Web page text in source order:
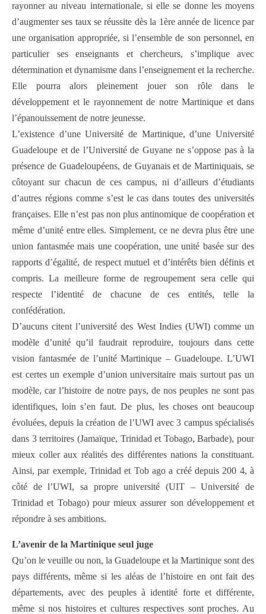
rayonner au niveau internationale, si elle se donne les moyens
d’augmenter ses taux se réussite dès la 1ère année de licence par
une organisation appropriée, si l’ensemble de son personnel, en
particulier ses enseignants et chercheurs, s’implique avec
détermination et dynamisme dans l’enseignement et la recherche.
Elle pourra alors pleinement jouer son rôle dans le
développement et le rayonnement de notre Martinique et dans
l’épanouissement de notre jeunesse.
L’existence d’une Université de Martinique, d’une Université
Guadeloupe et de l’Université de Guyane ne s’oppose pas à la
présence de Guadeloupéens, de Guyanais et de Martiniquais, se
côtoyant sur chacun de ces campus, ni d’ailleurs d’étudiants
d’autres régions comme s’est le cas dans toutes des universités
françaises. Elle n’est pas non plus antinomique de coopération et
même d’unité entre elles. Simplement, ce ne devra plus être une
union fantasmée mais une coopération, une unité basée sur des
rapports d’égalité, de respect mutuel et d’intérêts bien définis et
compris. La meilleure forme de regroupement sera celle qui
respecte l’identité de chacune de ces entités, telle la
confédération.
D’aucuns citent l’université des West Indies (UWI) comme un
modèle d’unité qu’il faudrait reproduire, toujours dans cette
vision fantasmée de l’unité Martinique – Guadeloupe. L’UWI
est certes un exemple d’union universitaire mais surtout pas un
modèle, car l’histoire de notre pays, de nos peuples ne sont pas
identifiques, loin s’en faut. De plus, les choses ont beaucoup
évoluées, depuis la création de l’UWI avec 3 campus spécialisés
dans 3 territoires (Jamaïque, Trinidad et Tobago, Barbade), pour
mieux coller aux réalités des différentes nations la constituant.
Ainsi, par exemple, Trinidad et Tob ago a créé depuis 200 4, à
côté de l’UWI, sa propre université (UIT – Université de
Trinidad et Tobago) pour mieux assurer son développement et
répondre à ses ambitions.
L’avenir de la Martinique seul juge
Qu’on le veuille ou non, la Guadeloupe et la Martinique sont des
pays différents, même si les aléas de l’histoire en ont fait des
départements, avec des peuples à identité forte et différente,
même si nos histoires et cultures respectives sont proches. Au